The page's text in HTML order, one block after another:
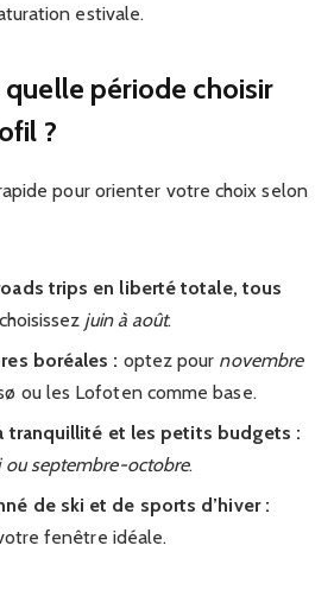
estivale.
période choisir
?
pour orienter votre choix selon
trips en liberté totale, tous
choisissez juin à août.
boréales : optez pour novembre
ou les Lofoten comme base.
tranquillité et les petits budgets :
septembre-octobre.
de ski et de sports d’hiver :
fenêtre idéale.